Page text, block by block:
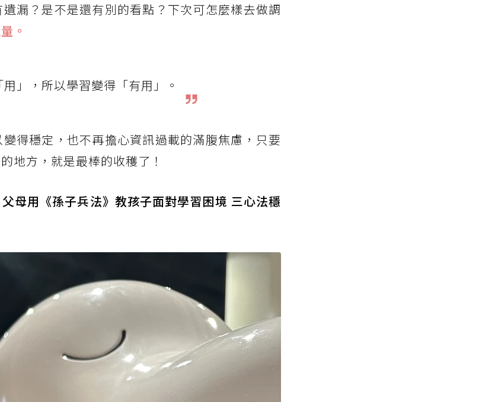
漏？是不是還有別的看點？下次可怎麼樣去做調
。
」，所以學習變得「有用」。
得穩定，也不再擔心資訊過載的滿腹焦慮，只要
地方，就是最棒的收穫了！
母用《孫子兵法》教孩子面對學習困境 三心法穩